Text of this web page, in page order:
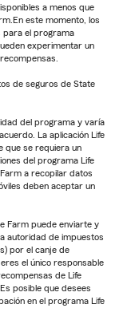
a menos que
este momento, los
para el programa
experimentar un
de seguros de State
del programa y varía
La aplicación Life
que se requiera un
del programa Life
a recopilar datos
deben aceptar un
Farm puede enviarte y
autoridad de impuestos
por el canje de
el único responsable
de Life
posible que desees
en el programa Life